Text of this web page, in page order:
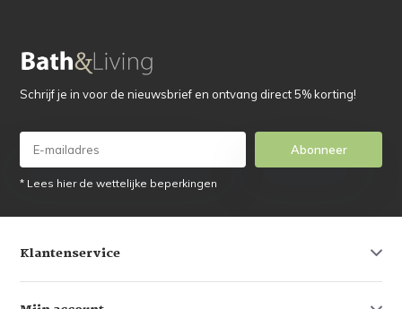
Schrijf je in voor de nieuwsbrief en ontvang direct 5% korting!
Abonneer
* Lees hier de wettelijke beperkingen
Klantenservice